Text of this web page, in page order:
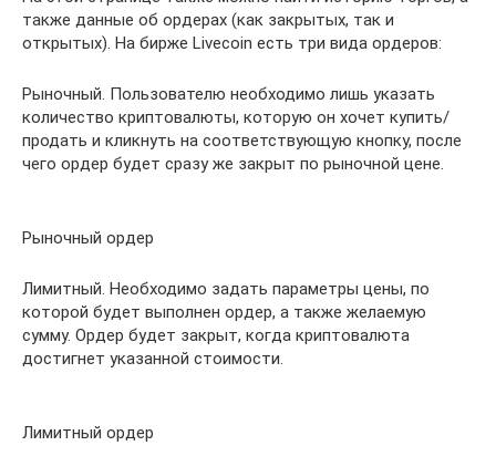
также данные об ордерах (как закрытых, так и
открытых). На бирже Livecoin есть три вида ордеров:
Рыночный. Пользователю необходимо лишь указать
количество криптовалюты, которую он хочет купить/
продать и кликнуть на соответствующую кнопку, после
чего ордер будет сразу же закрыт по рыночной цене.
Рыночный ордер
Лимитный. Необходимо задать параметры цены, по
которой будет выполнен ордер, а также желаемую
сумму. Ордер будет закрыт, когда криптовалюта
достигнет указанной стоимости.
Лимитный ордер